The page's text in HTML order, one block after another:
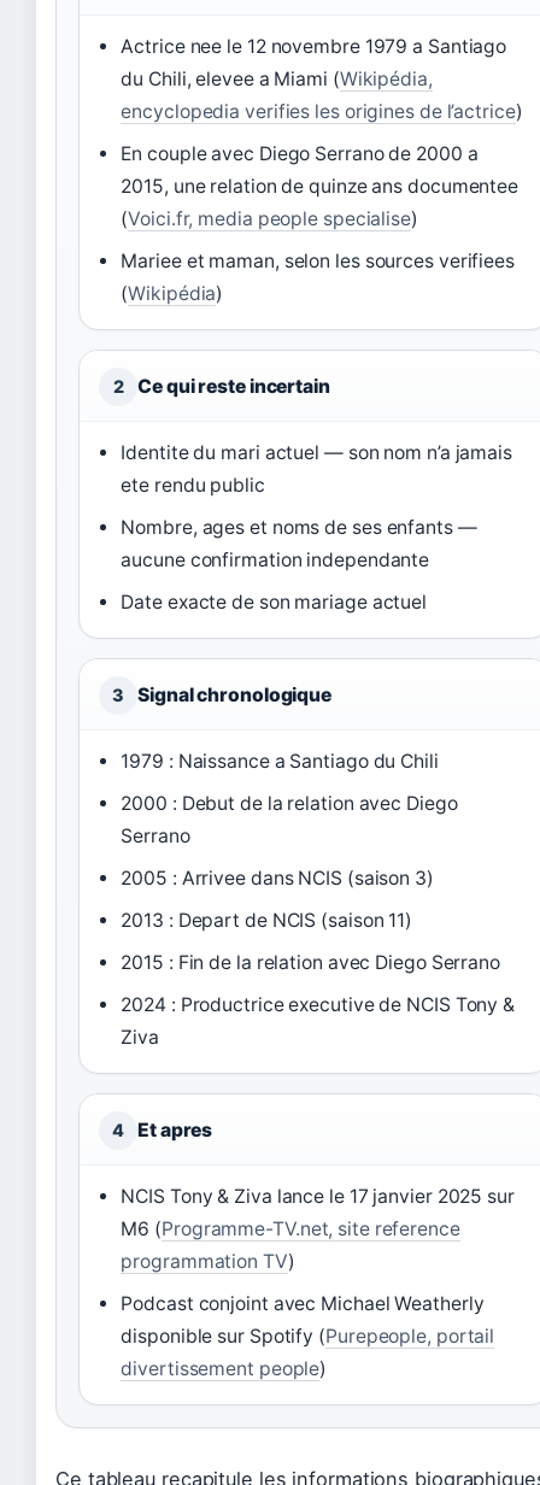
Actrice nee le 12 novembre 1979 a Santiago
du Chili, elevee a Miami (Wikipédia,
encyclopedia verifies les origines de l’actrice)
En couple avec Diego Serrano de 2000 a
2015, une relation de quinze ans documentee
(Voici.fr, media people specialise)
Mariee et maman, selon les sources verifiees
(Wikipédia)
2 Ce qui reste incertain
Identite du mari actuel — son nom n’a jamais
ete rendu public
Nombre, ages et noms de ses enfants —
aucune confirmation independante
Date exacte de son mariage actuel
3 Signal chronologique
1979 : Naissance a Santiago du Chili
2000 : Debut de la relation avec Diego
Serrano
2005 : Arrivee dans NCIS (saison 3)
2013 : Depart de NCIS (saison 11)
2015 : Fin de la relation avec Diego Serrano
2024 : Productrice executive de NCIS Tony &
Ziva
4 Et apres
NCIS Tony & Ziva lance le 17 janvier 2025 sur
M6 (Programme-TV.net, site reference
programmation TV)
Podcast conjoint avec Michael Weatherly
disponible sur Spotify (Purepeople, portail
divertissement people)
Ce tableau recapitule les informations